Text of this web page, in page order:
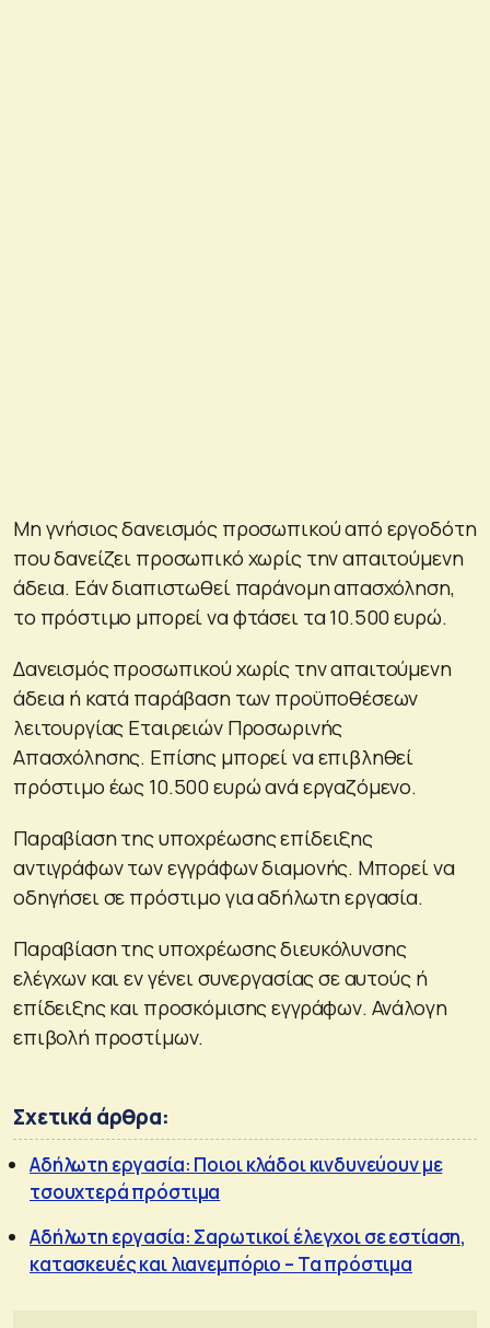
Μη γνήσιος δανεισμός προσωπικού από εργοδότη
που δανείζει προσωπικό χωρίς την απαιτούμενη
άδεια. Εάν διαπιστωθεί παράνομη απασχόληση,
το πρόστιμο μπορεί να φτάσει τα 10.500 ευρώ.
Δανεισμός προσωπικού χωρίς την απαιτούμενη
άδεια ή κατά παράβαση των προϋποθέσεων
λειτουργίας Εταιρειών Προσωρινής
Απασχόλησης. Επίσης μπορεί να επιβληθεί
πρόστιμο έως 10.500 ευρώ ανά εργαζόμενο.
Παραβίαση της υποχρέωσης επίδειξης
αντιγράφων των εγγράφων διαμονής. Μπορεί να
οδηγήσει σε πρόστιμο για αδήλωτη εργασία.
Παραβίαση της υποχρέωσης διευκόλυνσης
ελέγχων και εν γένει συνεργασίας σε αυτούς ή
επίδειξης και προσκόμισης εγγράφων. Ανάλογη
επιβολή προστίμων.
Σχετικά άρθρα:
Αδήλωτη εργασία: Ποιοι κλάδοι κινδυνεύουν με
τσουχτερά πρόστιμα
Αδήλωτη εργασία: Σαρωτικοί έλεγχοι σε εστίαση,
κατασκευές και λιανεμπόριο – Τα πρόστιμα